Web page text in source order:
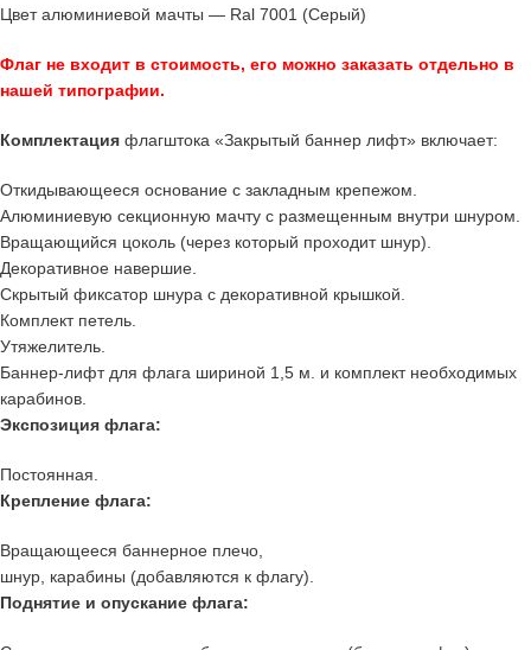
Цвет алюминиевой мачты — Ral 7001 (Серый)
Флаг не входит в стоимость, его можно заказать отдельно в
нашей типографии.
Комплектация флагштока «Закрытый баннер лифт» включает:
Откидывающееся основание с закладным крепежом.
Алюминиевую секционную мачту с размещенным внутри шнуром.
Вращающийся цоколь (через который проходит шнур).
Декоративное навершие.
Скрытый фиксатор шнура с декоративной крышкой.
Комплект петель.
Утяжелитель.
Баннер-лифт для флага шириной 1,5 м. и комплект необходимых
карабинов.
Экспозиция флага:
Постоянная.
Крепление флага:
Вращающееся баннерное плечо,
шнур, карабины (добавляются к флагу).
Поднятие и опускание флага: